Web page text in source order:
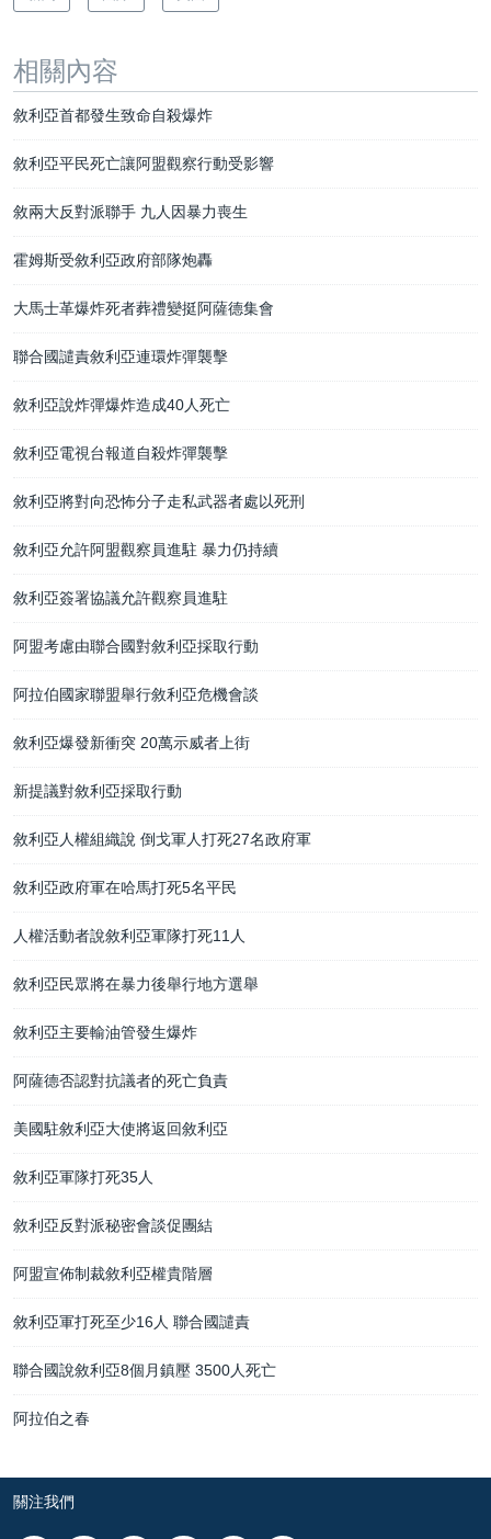
相關內容
敘利亞首都發生致命自殺爆炸
敘利亞平民死亡讓阿盟觀察行動受影響
敘兩大反對派聯手 九人因暴力喪生
霍姆斯受敘利亞政府部隊炮轟
大馬士革爆炸死者葬禮變挺阿薩德集會
聯合國譴責敘利亞連環炸彈襲擊
敘利亞說炸彈爆炸造成40人死亡
敘利亞電視台報道自殺炸彈襲擊
敘利亞將對向恐怖分子走私武器者處以死刑
敘利亞允許阿盟觀察員進駐 暴力仍持續
敘利亞簽署協議允許觀察員進駐
阿盟考慮由聯合國對敘利亞採取行動
阿拉伯國家聯盟舉行敘利亞危機會談
敘利亞爆發新衝突 20萬示威者上街
新提議對敘利亞採取行動
敘利亞人權組織說 倒戈軍人打死27名政府軍
敘利亞政府軍在哈馬打死5名平民
人權活動者說敘利亞軍隊打死11人
敘利亞民眾將在暴力後舉行地方選舉
敘利亞主要輸油管發生爆炸
阿薩德否認對抗議者的死亡負責
美國駐敘利亞大使將返回敘利亞
敘利亞軍隊打死35人
敘利亞反對派秘密會談促團結
阿盟宣佈制裁敘利亞權貴階層
敘利亞軍打死至少16人 聯合國譴責
聯合國說敘利亞8個月鎮壓 3500人死亡
阿拉伯之春
關注我們